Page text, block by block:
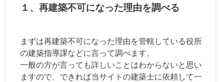
１、再建築不可になった理由を調べる
まずは再建築不可になった理由を管轄している役所
の建築指導課などに言って調べます。
一般の方が言っても詳しいことはわからないと思い
ますので、できれば当サイトの建築士に依頼して一